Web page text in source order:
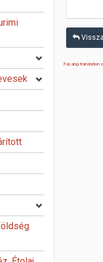
FaLang translation